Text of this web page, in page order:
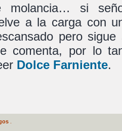
molancia… si
a la carga con
pero sigue
comenta, por lo
Dolce Farniente.
.